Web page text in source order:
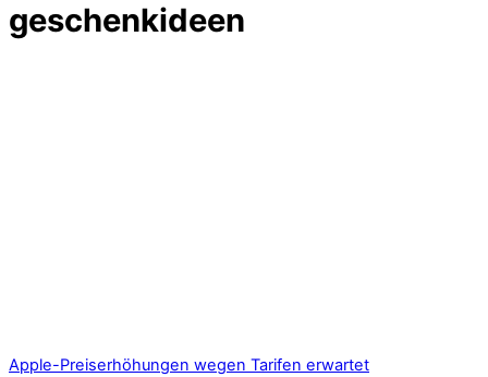
geschenkideen
Apple-Preiserhöhungen wegen Tarifen erwartet